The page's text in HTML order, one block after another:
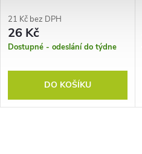
21 Kč bez DPH
26 Kč
Dostupné - odeslání do týdne
DO KOŠÍKU